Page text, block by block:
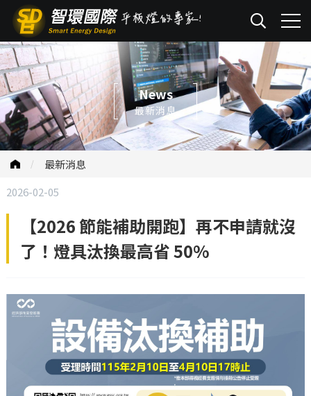
News
最新消息
最新消息
2026-02-05
【2026 節能補助開跑】再不申請就沒
了！燈具汰換最高省 50%